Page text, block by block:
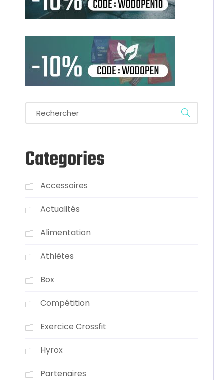
Categories
Accessoires
Actualités
Alimentation
Athlètes
Box
Compétition
Exercice Crossfit
Hyrox
Partenaires